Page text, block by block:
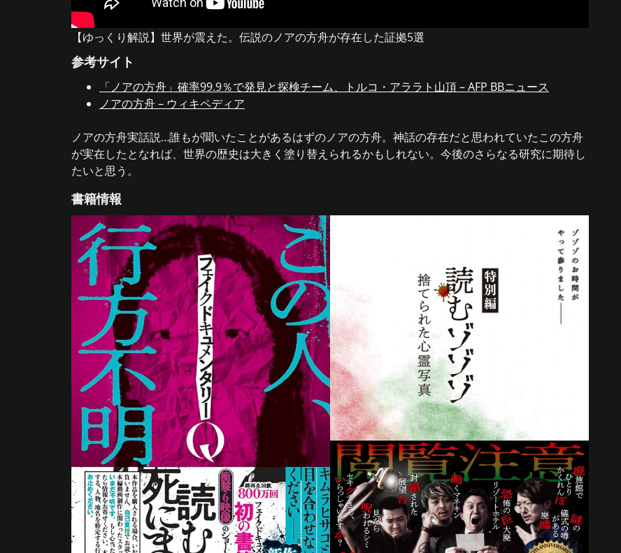
【ゆっくり解説】世界が震えた。伝説のノアの方舟が存在した証拠5選
参考サイト
「ノアの方舟」確率99.9％で発見と探検チーム、トルコ・アララト山頂 – AFP BBニュース
ノアの方舟 – ウィキペディア
ノアの方舟実話説…誰もが聞いたことがあるはずのノアの方舟。神話の存在だと思われていたこの方舟
が実在したとなれば、世界の歴史は大きく塗り替えられるかもしれない。今後のさらなる研究に期待し
たいと思う。
書籍情報